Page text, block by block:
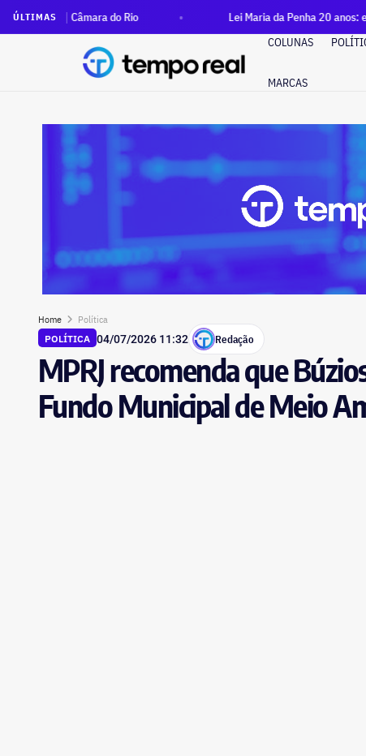
ÚLTIMAS
Câmara do Rio Lei Maria da Penha 20 anos: estado do
COLUNAS
MARCAS
Home
Política
POLÍTICA 04/07/2026 11:32 Redação
MPRJ recomenda que
Fundo Municipal de Meio